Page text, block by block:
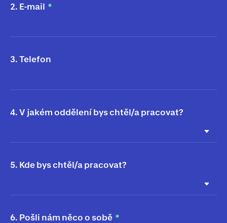
2. E-mail
3. Telefon
4. V jakém oddělení bys chtěl/a pracovat?
5. Kde bys chtěl/a pracovat?
6. Pošli nám něco o sobě